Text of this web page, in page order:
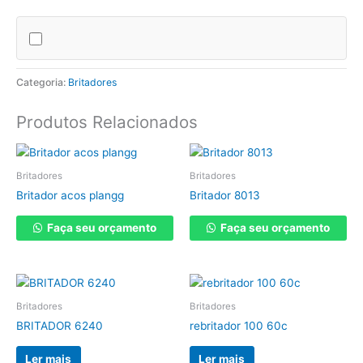
Categoria: Britadores
Produtos Relacionados
Britadores
Britador acos plangg
Faça seu orçamento
Britadores
Britador 8013
Faça seu orçamento
Britadores
BRITADOR 6240
Ler mais
Britadores
rebritador 100 60c
Ler mais